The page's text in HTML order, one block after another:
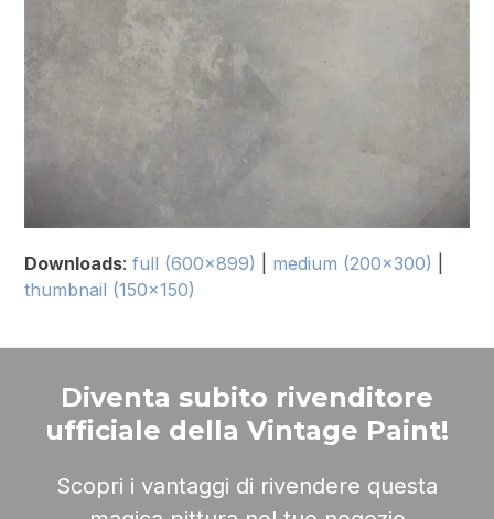
Downloads:full (600x899) medium (200x300)
thumbnail (150x150)
Diventa subito rivenditore
ufficiale della Vintage Paint!
Scopri i vantaggi di rivendere questa